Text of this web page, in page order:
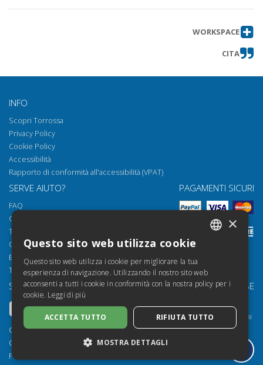
WORKSPACE
CITA
INFO
Scopri Torrossa
Privacy Policy
Cookie Policy
Accessibilità
Rapporto di conformità all'accessibilità (VPAT)
SERVE AIUTO?
FAQ
Come aprire i nostri documenti
Torrossa Reader
Condizioni d'uso
Email:
helpdesk@torrossa.com
Tel: +39 055 5018800
PAGAMENTI SICURI
SEGUICI SU
Copyright 2000-2026
Casalini Libri
P.IVA IT03106600483
LE NOSTRE RISORSE
Torrossa per Istituzioni
Torrossa Open
FRENCH
ENGLISH
GERMAN
×
Questo sito web utilizza cookie
Questo sito web utilizza i cookie per migliorare la tua
esperienza di navigazione. Utilizzando il nostro sito web
acconsenti a tutti i cookie in conformità con la nostra policy per i
cookie. Leggi di più
ACCETTA TUTTO RIFIUTA TUTTO
MOSTRA DETTAGLI